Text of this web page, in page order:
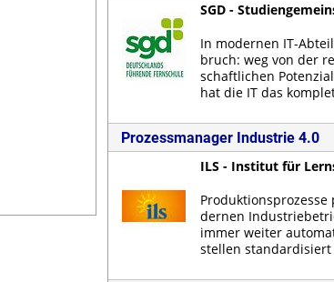
SGD -
In mo­der­nen IT-
bruch: weg von der
schaft­li­chen
hat die IT das
Prozessmanager Industrie 4.0
ILS - Institut für
der­nen
im­mer wei­ter
stel­len